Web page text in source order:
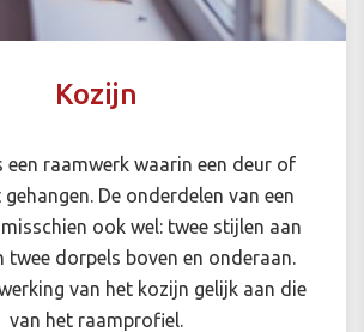
Kozijn
een raamwerk waarin een deur of
De onderdelen van een
ook wel: twee stijlen aan
twee dorpels boven en onderaan.
van het kozijn gelijk aan die
van het raamprofiel.